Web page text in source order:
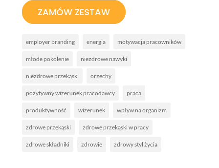
ZAMÓW ZESTAW
employer branding energia motywacja pracowników
młode pokolenie niezdrowe nawyki
niezdrowe przekąski orzechy
pozytywny wizerunek pracodawcy praca
produktywność wizerunek wpływ na organizm
zdrowe przekąski zdrowe przekąski w pracy
zdrowe składniki zdrowie zdrowy styl życia